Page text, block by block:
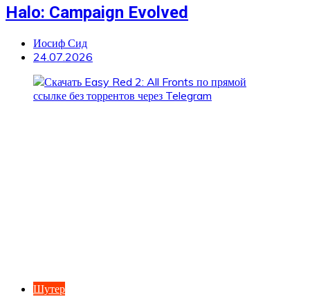
Halo: Campaign Evolved
Иосиф Сид
24.07.2026
Шутер